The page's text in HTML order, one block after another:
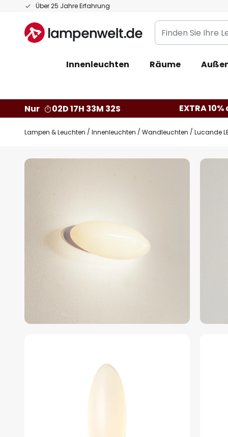
Über 25 Jahre Erfahrung
Zum
springen
Finden
Sie
Leuchte...
Innenleuchten Räume
Nur
02D 17H 33M 31S EXTRA
Lampen & Leuchten Innenleuchten Wandleuchten Lucande
Zum
Ende
der
Bildgalerie
springen